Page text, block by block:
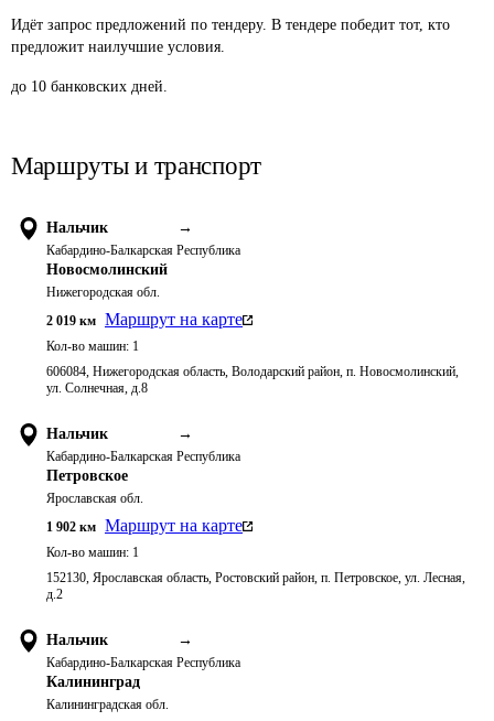
Идёт запрос предложений по тендеру. В тендере победит тот, кто
предложит наилучшие условия.
до 10 банковских дней.
Маршруты и транспорт
Нальчик →
Кабардино-Балкарская Республика
Новосмолинский
Нижегородская обл.
2 019 км Маршрут на карте
Кол-во машин: 1
606084, Нижегородская область, Володарский район, п. Новосмолинский,
ул. Солнечная, д.8
Нальчик →
Кабардино-Балкарская Республика
Петровское
Ярославская обл.
1 902 км Маршрут на карте
Кол-во машин: 1
152130, Ярославская область, Ростовский район, п. Петровское, ул. Лесная,
д.2
Нальчик →
Кабардино-Балкарская Республика
Калининград
Калининградская обл.